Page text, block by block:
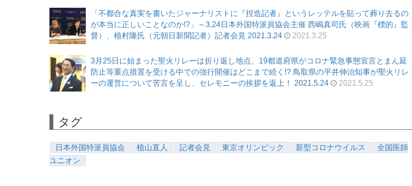
「不都合な真実を書いたジャーナリストに『捏造記者』というレッテルを貼って葬り去るの
が本当に正しいことなのか!?」～3.24日本外国特派員協会主催 西嶋真司氏（映画『標的』監
督）、植村隆氏（元朝日新聞記者）記者会見 2021.3.24
2021.3.25
3月25日に始まった聖火リレーは折り返し地点、19都道府県がコロナ緊急事態宣言とまん延
防止等重点措置を受ける中での強行開催はどこまで続く!? 鳥取県の平井伸治知事が聖火リレ
ーの運営について苦言を呈し、セレモニーの挨拶を返上！ 2021.5.24
2021.5.25
タグ
日本外国特派員協会 植山直人 記者会見 東京オリンピック 新型コロナウイルス
全国医師
ユニオン